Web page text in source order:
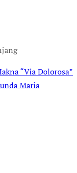
“Via Dolorosa”
Maria